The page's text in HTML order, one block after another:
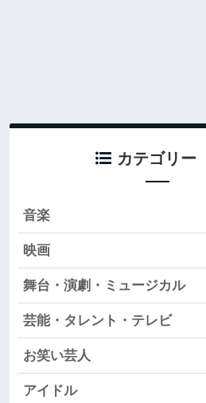
カテゴリー
音楽
映画
舞台・演劇・ミュージカル
芸能・タレント・テレビ
お笑い芸人
アイドル